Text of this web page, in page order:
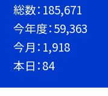
総数： 185,671
今年度：59,363
今月： 1,918
本日：84